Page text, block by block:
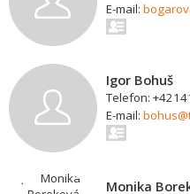
E-mail:
Igor Bohuš
Telefon:
E-mail:
Monika